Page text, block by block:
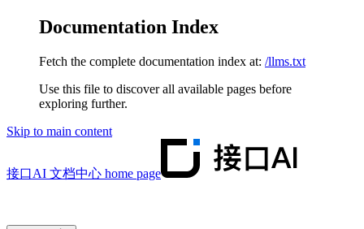
Documentation Index
Fetch the complete documentation index at: /llms.txt
Use this file to discover all available pages before
exploring further.
Skip to main content
接口AI 文档中心 home page